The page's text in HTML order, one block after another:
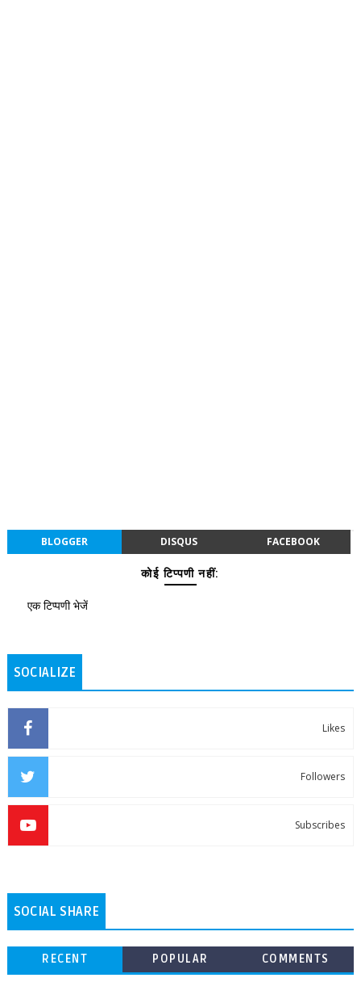
BLOGGER DISQUS FACEBOOK
कोई टिप्पणी नहीं:
एक टिप्पणी भेजें
SOCIALIZE
Likes
Followers
Subscribes
SOCIAL SHARE
RECENT POPULAR COMMENTS